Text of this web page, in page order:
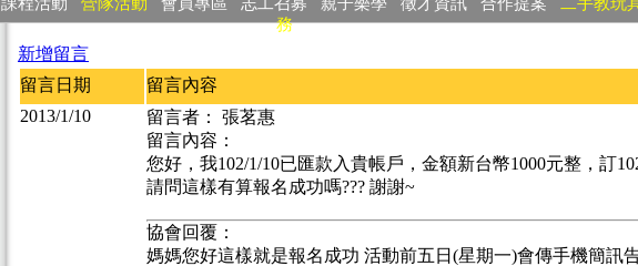
務
新增留言
留言日期
留言內容
2013/1/10
留言者： 張茗惠
留言內容：
您好，我102/1/10已匯款入貴帳戶，金額新台幣1000元整，訂
請問這樣有算報名成功嗎??? 謝謝~
協會回覆：
媽媽您好這樣就是報名成功 活動前五日(星期一)會傳手機簡訊